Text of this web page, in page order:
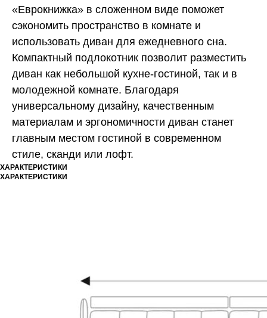
«Еврокнижка» в сложенном виде поможет
сэкономить пространство в комнате и
использовать диван для ежедневного сна.
Компактный подлокотник позволит разместить
диван как небольшой кухне-гостиной, так и в
молодежной комнате. Благодаря
универсальному дизайну, качественным
материалам и эргономичности диван станет
главным местом гостиной в современном
стиле, сканди или лофт.
ХАРАКТЕРИСТИКИ
ХАРАКТЕРИСТИКИ